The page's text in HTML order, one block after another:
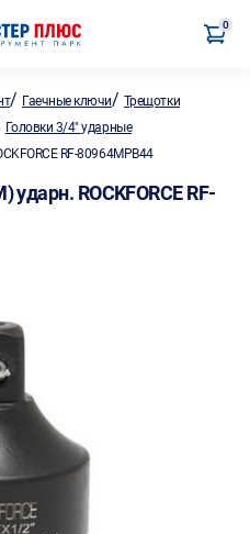
0
/ Гаечные ключи/ Трещотки
Головки 3/4" ударные
RF-80964MPB44
ROCKFORCE RF-